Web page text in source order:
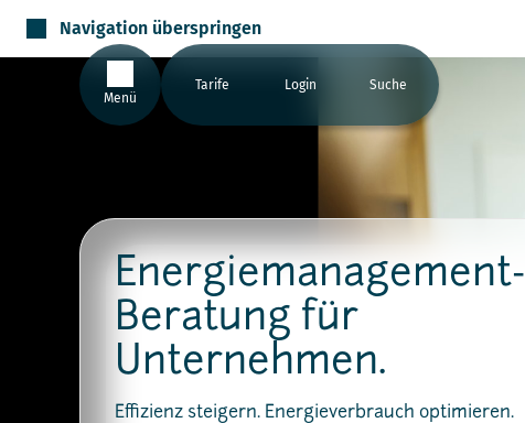
Navigation überspringen
Menü
Tarife Login Suche
Energiemanagement-
Beratung für
Unternehmen.
Effizienz steigern. Energieverbrauch optimieren.